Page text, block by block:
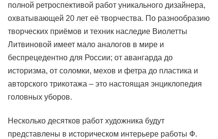
полной ретроспективой работ уникального дизайнера,
охватывающей 20 лет её творчества. По разнообразию
творческих приёмов и техник наследие Виолетты
Литвиновой имеет мало аналогов в мире и
беспрецедентно для России; от авангарда до
историзма, от соломки, мехов и фетра до пластика и
авторского трикотажа – это настоящая энциклопедия
головных уборов.
Несколько десятков работ художника будут
представлены в историческом интерьере работы Ф.